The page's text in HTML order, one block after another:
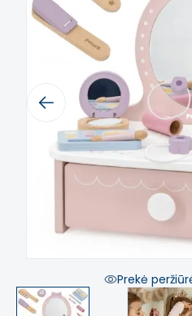
Previous
Prekė